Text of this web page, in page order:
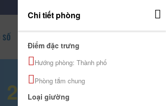
Giá tham khảo
280.000 đ
Chi tiết phòng
Điểm đặc trưng
Hướng phòng: Thành phố
Phòng tắm chung
Loại giường